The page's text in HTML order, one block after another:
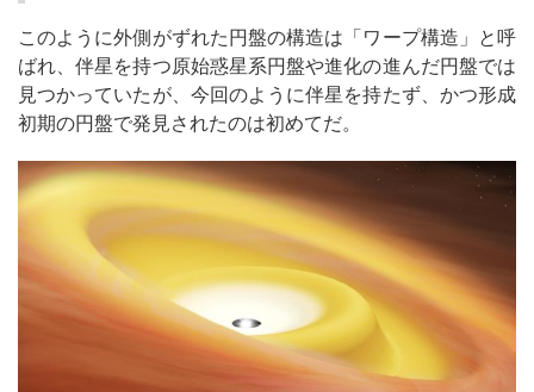
このように外側がずれた円盤の構造は「ワープ構造」と呼
ばれ、伴星を持つ原始惑星系円盤や進化の進んだ円盤では
見つかっていたが、今回のように伴星を持たず、かつ形成
初期の円盤で発見されたのは初めてだ。